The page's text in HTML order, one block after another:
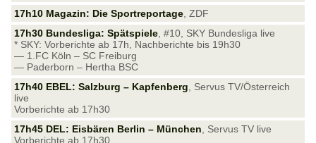
17h10 Magazin: Die Sportreportage , ZDF
17h30 Bundesliga: Spätspiele , #10, SKY Bundesliga live
* SKY: Vorberichte ab 17h, Nachberichte bis 19h30
— 1.FC Köln – SC Freiburg
— Paderborn – Hertha BSC
17h40 EBEL: Salzburg – Kapfenberg , Servus TV/Österreich
live
Vorberichte ab 17h30
17h45 DEL: Eisbären Berlin – München , Servus TV live
Vorberichte ab 17h30